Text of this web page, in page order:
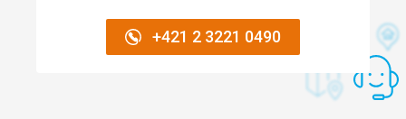
+421 2 3221 0490